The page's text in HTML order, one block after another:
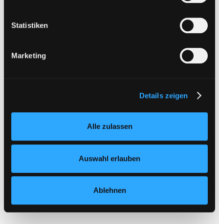
Statistiken
Marketing
Details zeigen
Alle zulassen
Auswahl erlauben
Ablehnen